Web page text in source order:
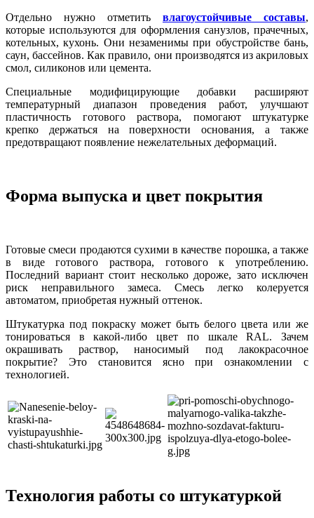
Отдельно нужно отметить влагоустойчивые составы,
которые используются для оформления санузлов, прачечных,
котельных, кухонь. Они незаменимы при обустройстве бань,
саун, бассейнов. Как правило, они производятся из акриловых
смол, силиконов или цемента.
Специальные модифицирующие добавки расширяют
температурный диапазон проведения работ, улучшают
пластичность готового раствора, помогают штукатурке
крепко держаться на поверхности основания, а также
предотвращают появление нежелательных деформаций.
Форма выпуска и цвет покрытия
Готовые смеси продаются сухими в качестве порошка, а также
в виде готового раствора, готового к употреблению.
Последний вариант стоит несколько дороже, зато исключен
риск неправильного замеса. Смесь легко колеруется
автоматом, приобретая нужный оттенок.
Штукатурка под покраску может быть белого цвета или же
тонироваться в какой-либо цвет по шкале RAL. Зачем
окрашивать раствор, наносимый под лакокрасочное
покрытие? Это становится ясно при ознакомлении с
технологией.
Технология работы со штукатуркой